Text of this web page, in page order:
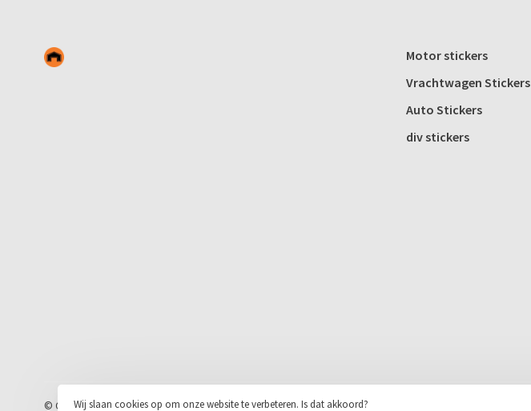
Motor stickers
Vrachtwagen Stickers
Auto Stickers
div stickers
© Copyright 2026 Stickerloods.nl- Powered byLightspeed - Theme byHuysmans.me
Wij slaan cookies op om onze website te verbeteren. Is dat akkoord?